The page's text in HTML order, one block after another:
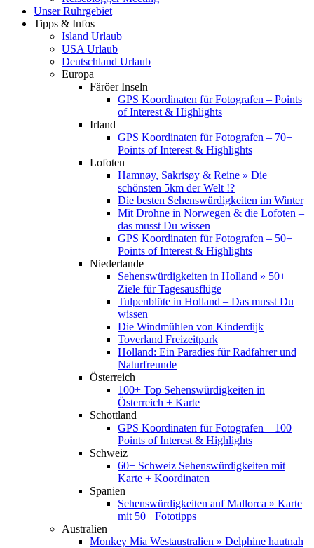
Unser Ruhrgebiet
Tipps & Infos
Island Urlaub
USA Urlaub
Deutschland Urlaub
Europa
Färöer Inseln
GPS Koordinaten für Fotografen – Points
of Interest & Highlights
Irland
GPS Koordinaten für Fotografen – 70+
Points of Interest & Highlights
Lofoten
Hamnøy, Sakrisøy & Reine » Die
schönsten 5km der Welt !?
Die besten Sehenswürdigkeiten im Winter
Mit Drohne in Norwegen & die Lofoten –
das musst Du wissen
GPS Koordinaten für Fotografen – 50+
Points of Interest & Highlights
Niederlande
Sehenswürdigkeiten in Holland » 50+
Ziele für Tagesausflüge
Tulpenblüte in Holland – Das musst Du
wissen
Die Windmühlen von Kinderdijk
Toverland Freizeitpark
Holland: Ein Paradies für Radfahrer und
Naturfreunde
Österreich
100+ Top Sehenswürdigkeiten in
Österreich + Karte
Schottland
GPS Koordinaten für Fotografen – 100
Points of Interest & Highlights
Schweiz
60+ Schweiz Sehenswürdigkeiten mit
Karte + Koordinaten
Spanien
Sehenswürdigkeiten auf Mallorca » Karte
mit 50+ Fototipps
Australien
Monkey Mia Westaustralien » Delphine hautnah